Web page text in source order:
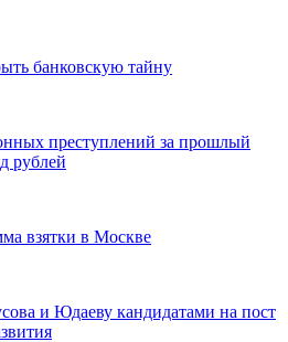
банковскую тайну
преступлений за прошлый
рублей
взятки в Москве
и Юдаеву кандидатами на пост